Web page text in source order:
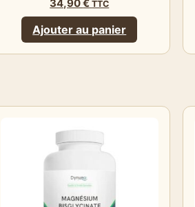
34,90€ TTC
Ajouter au panier